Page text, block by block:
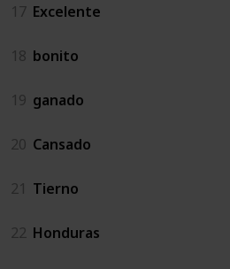
17 Excelente
18 bonito
19 ganado
20 Cansado
21 Tierno
22 Honduras